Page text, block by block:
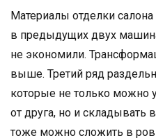
Материалы отделки
в предыдущих двух
не экономили.
выше. Третий ряд
которые не только можно
от друга, но и складывать
тоже можно сложить в